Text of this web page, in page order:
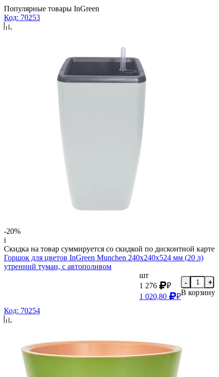
Популярные товары InGreen
Код: 70253
-20%
i
Скидка на товар суммируется со скидкой по дисконтной карте
Горшок для цветов InGreen Munchen 240х240х524 мм (20 л)
утренний туман, с автополивом
шт
1 276
₽
1 020,80
₽
- +
В корзину
Код: 70254